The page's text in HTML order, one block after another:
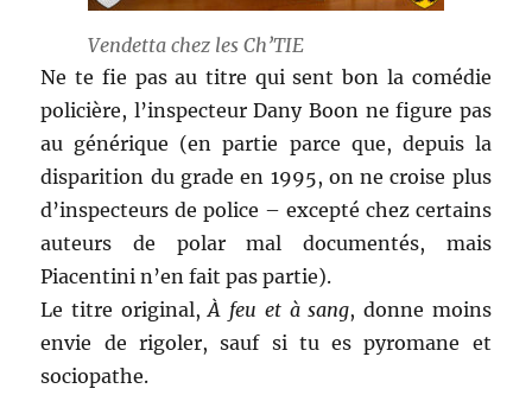
Vendetta chez les Ch’TIE
Ne te fie pas au titre qui sent bon la comédie
policière, l’inspecteur Dany Boon ne figure pas
au générique (en partie parce que, depuis la
disparition du grade en 1995, on ne croise plus
d’inspecteurs de police – excepté chez certains
auteurs de polar mal documentés, mais
Piacentini n’en fait pas partie).
Le titre original,À feu et à sang, donne moins
envie de rigoler, sauf si tu es pyromane et
sociopathe.